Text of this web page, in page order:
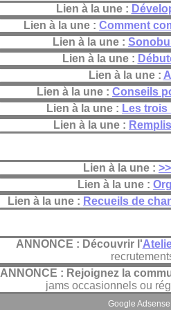
Lien à la une :
Lien à la une : Comment
Lien à la une :
Lien à la une :
Lien à la une :
Lien à la une : Conseils
Lien à la une : Les
Lien à la une :
Lien à la une :
Lien à la une :
Lien à la une : Recueils de
ANNONCE : Découvrir l'
ANNONCE : Rejoignez la
jams occasionnels ou
Google